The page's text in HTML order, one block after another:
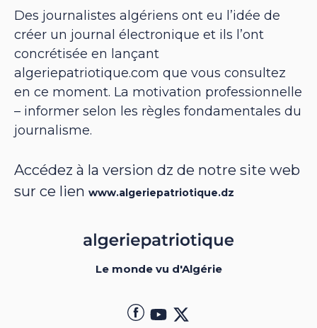
Des journalistes algériens ont eu l’idée de
créer un journal électronique et ils l’ont
concrétisée en lançant
algeriepatriotique.com que vous consultez
en ce moment. La motivation professionnelle
– informer selon les règles fondamentales du
journalisme.
Accédez à la version dz de notre site web
sur ce lien www.algeriepatriotique.dz
Le monde vu d'Algérie